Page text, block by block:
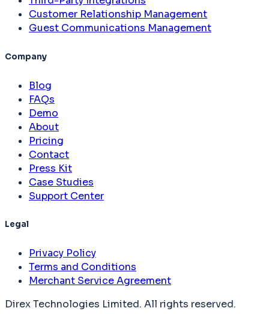
Customer Relationship Management
Guest Communications Management
Company
Blog
FAQs
Demo
About
Pricing
Contact
Press Kit
Case Studies
Support Center
Legal
Privacy Policy
Terms and Conditions
Merchant Service Agreement
Direx Technologies Limited. All rights reserved.